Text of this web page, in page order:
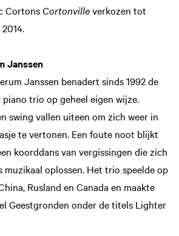
Cortons Cortonvilleverkozen tot
Janssen
Janssen benadert sinds 1992 de
trio op geheel eigen wijze.
swing vallen uiteen om zich weer in
te vertonen. Een foute noot blijkt
koorddans van vergissingen die zich
muzikaal oplossen. Het trio speelde op
Rusland en Canada en maakte
Geestgronden onder de titels Lighter
Inzoomen